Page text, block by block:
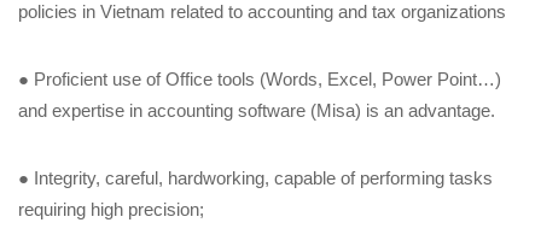
policies in Vietnam related to accounting and tax organizations
● Proficient use of Office tools (Words, Excel, Power Point…)
and expertise in accounting software (Misa) is an advantage.
● Integrity, careful, hardworking, capable of performing tasks
requiring high precision;